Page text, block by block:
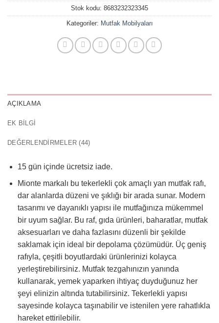
Stok kodu: 8683232323345
Kategoriler: Mutfak Mobilyaları
AÇIKLAMA
EK BILGI
DEĞERLENDIRMELER (44)
15 gün içinde ücretsiz iade.
Mionte markalı bu tekerlekli çok amaçlı yan mutfak rafı,
dar alanlarda düzeni ve şıklığı bir arada sunar. Modern
tasarımı ve dayanıklı yapısı ile mutfağınıza mükemmel
bir uyum sağlar. Bu raf, gıda ürünleri, baharatlar, mutfak
aksesuarları ve daha fazlasını düzenli bir şekilde
saklamak için ideal bir depolama çözümüdür. Üç geniş
rafıyla, çeşitli boyutlardaki ürünlerinizi kolayca
yerleştirebilirsiniz. Mutfak tezgahınızın yanında
kullanarak, yemek yaparken ihtiyaç duyduğunuz her
şeyi elinizin altında tutabilirsiniz. Tekerlekli yapısı
sayesinde kolayca taşınabilir ve istenilen yere rahatlıkla
hareket ettirilebilir.